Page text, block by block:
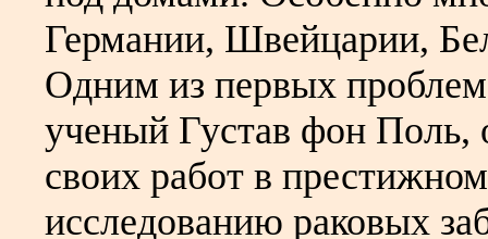
Германии, Швейцарии,
Одним из первых
ученый Густав фон Поль,
своих работ в
исследованию раковых